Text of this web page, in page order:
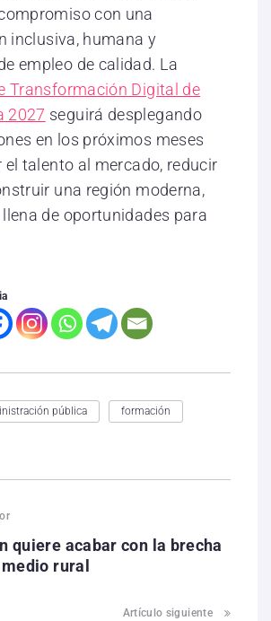
con una
inclusiva, humana y
empleo de calidad. La
Transformación Digital de
2027 seguirá desplegando
en los próximos meses
el talento al mercado, reducir
una región moderna,
de oportunidades para
pública formación
quiere acabar con la brecha
rural
Artículo siguiente